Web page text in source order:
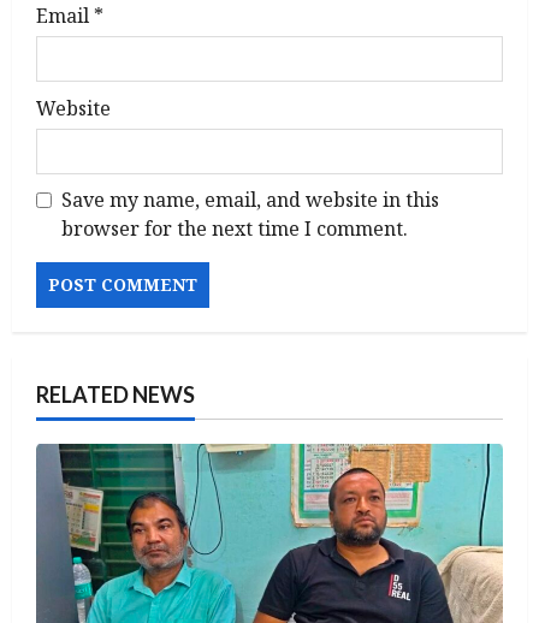
Email *
Website
Save my name, email, and website in this
browser for the next time I comment.
RELATED NEWS